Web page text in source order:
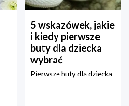
5 wskazówek, jakie
i kiedy pierwsze
buty dla dziecka
wybrać
Pierwsze buty dla dziecka